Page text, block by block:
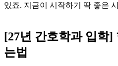
있죠. 지금이 시작하기 딱 좋은
[27년 간호학과 입학]
는법